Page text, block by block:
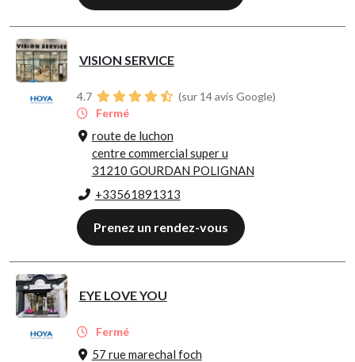
VISION SERVICE
4.7
(sur 14 avis Google)
Fermé
route de luchon
centre commercial super u
31210 GOURDAN POLIGNAN
+33561891313
Prenez un rendez-vous
EYE LOVE YOU
Fermé
57 rue marechal foch